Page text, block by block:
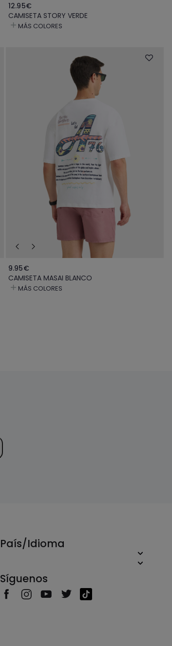
12.95€
CAMISETA STORY VERDE
MÁS COLORES
9.95€
CAMISETA MASAI BLANCO
MÁS COLORES
País/Idioma
Síguenos